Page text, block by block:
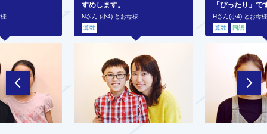
すめします。
Nさん (小4) とお母様
算数
「ぴったり」で
Hさん(小4) とお母
算数
国語